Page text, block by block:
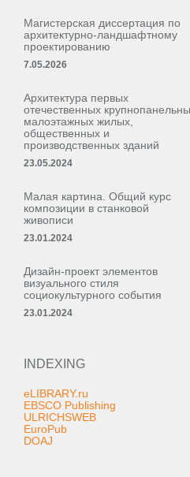
Магистерская диссертация по
архитектурно-ландшафтному
проектированию
7.05.2026
Архитектура первых
отечественных
малоэтажных жилых,
общественных и
производственных зданий
23.05.2024
Малая картина. Общий курс
композиции в станковой
живописи
23.01.2024
Дизайн-проект элементов
визуального стиля
социокультурного события
23.01.2024
INDEXING
eLIBRARY.ru
EBSCO Publishing
ULRICHSWEB
EuroPub
DOAJ